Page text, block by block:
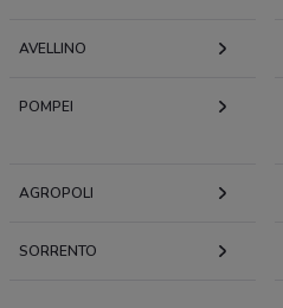
AVELLINO
POMPEI
AGROPOLI
SORRENTO